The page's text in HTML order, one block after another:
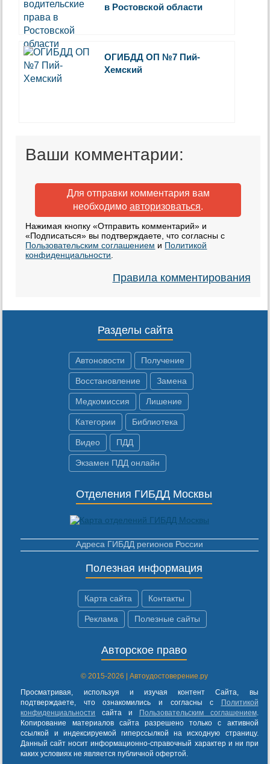
в Ростовской области
ОГИБДД ОП №7 Пий-
Хемский
Ваши комментарии:
Для отправки комментария вам
необходимо авторизоваться.
Нажимая кнопку «Отправить комментарий» и
«Подписаться» вы подтверждаете, что согласны с
Пользовательским соглашением и Политикой
конфиденциальности
Правила комментирования
Разделы сайта
Автоновости Получение
Восстановление Замена
Медкомиссия Лишение
Категории Библиотека
Видео ПДД
Экзамен ПДД онлайн
Отделения ГИБДД Москвы
Адреса ГИБДД регионов России
Полезная информация
Карта сайта Контакты
Реклама Полезные сайты
Авторское право
© 2015-2026 | Автоудостоверение.ру
Просматривая, используя и изучая контент Сайта, вы
подтверждаете, что ознакомились и согласны с
Политикой
конфиденциальности
сайта и Пользовательским соглашением.
Копирование материалов сайта разрешено только с активной
ссылкой и индексируемой гиперссылкой на исходную страницу.
Данный сайт носит информационно-справочный характер и ни при
каких условиях не является публичной офертой.